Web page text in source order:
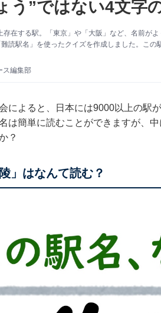
う”ではない4文字
存在する駅。「東京」や「大阪」など、名前が
読駅名」を使ったクイズを作成しました。この
ス編集部
によると、日本には9000以上の駅
は簡単に読むことができますが、
？
」はなんて読む？